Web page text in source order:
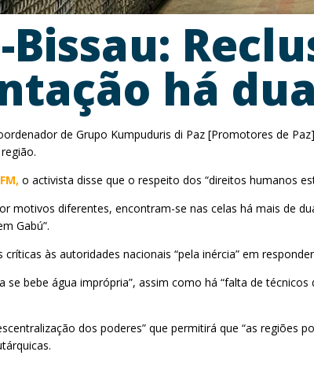
há
de Grupo Kumpuduris di Paz [Promotores de
o activista disse que o respeito dos “direitos humanos
motivos diferentes, encontram-se nas celas há mais de
Gabú”.
às autoridades nacionais “pela inércia” em
se bebe água imprópria”, assim como há “falta de
dos poderes” que permitirá que “as